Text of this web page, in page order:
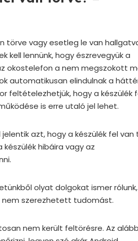
törve vagy esetleg le van
kell lennünk, hogy észrevegyük a
okostelefon a nem megszokott
automatikusan elindulnak a
feltételezhetjük, hogy a készülék
is erre utaló jel lehet.
azt, hogy a készülék fel van
hibáira vagy az
olyat dolgokat ismer rólunk,
nem szerezhetett tudomást.
nem került feltörésre. Az